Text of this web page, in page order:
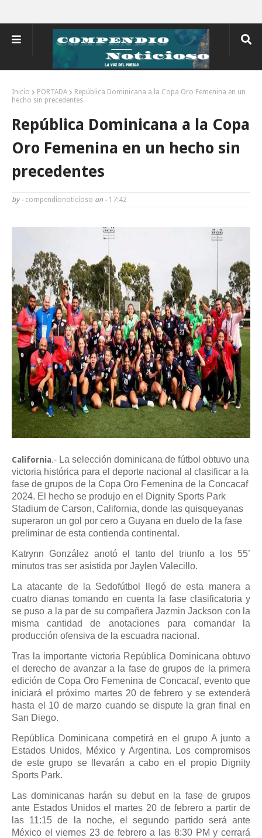
Inicio PORTADA
República Dominicana a la Copa Oro Femenina en un
hecho sin precedentes
República Dominicana a la Copa
Oro Femenina en un hecho sin
precedentes
by - compendionoticioso on - 17:42
California.- La selección dominicana de fútbol obtuvo una
victoria histórica para el deporte nacional al clasificar a la
fase de grupos de la Copa Oro Femenina de la Concacaf
2024. El hecho se produjo en el Dignity Sports Park
Stadium de Carson, California, donde las quisqueyanas
superaron un gol por cero a Guyana en duelo de la fase
preliminar de esta contienda continental.
Katrynn González anotó el tanto del triunfo a los 55’
minutos tras ser asistida por Jaylen Valecillo.
La atacante de la Sedofútbol llegó de esta manera a
cuatro dianas tomando en cuenta la fase clasificatoria y
se puso a la par de su compañera Jazmin Jackson con la
misma cantidad de anotaciones para comandar la
producción ofensiva de la escuadra nacional.
Tras la importante victoria República Dominicana obtuvo
el derecho de avanzar a la fase de grupos de la primera
edición de Copa Oro Femenina de Concacaf, evento que
iniciará el próximo martes 20 de febrero y se extenderá
hasta el 10 de marzo cuando se dispute la gran final en
San Diego.
República Dominicana competirá en el grupo A junto a
Estados Unidos, México y Argentina. Los compromisos
de este grupo se llevarán a cabo en el propio Dignity
Sports Park.
Las dominicanas harán su debut en la fase de grupos
ante Estados Unidos el martes 20 de febrero a partir de
las 11:15 de la noche, el segundo partido será ante
México el viernes 23 de febrero a las 8:30 PM y cerrará